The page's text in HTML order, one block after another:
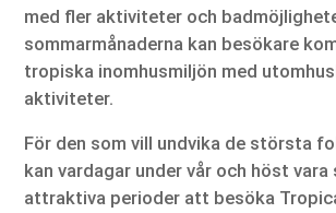
med fler aktiviteter och
sommarmånaderna kan besökare
tropiska inomhusmiljön med
aktiviteter.
För den som vill undvika de största
kan vardagar under vår och höst
attraktiva perioder att besöka